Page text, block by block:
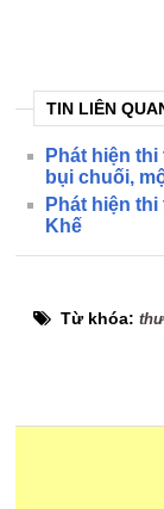
TIN LIÊN
Phát hiện
bụi chuối,
Phát hiện
Khế
Từ khóa: